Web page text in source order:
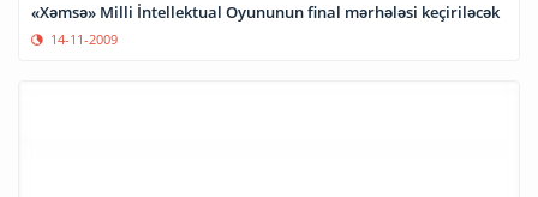
«Xəmsə» Milli İntellektual Oyununun final mərhələsi keçiriləcək
14-11-2009